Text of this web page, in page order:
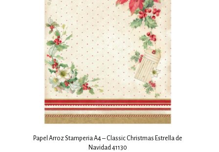
Papel Arroz Stamperia A4 – Classic Christmas Estrella de
Navidad 41130